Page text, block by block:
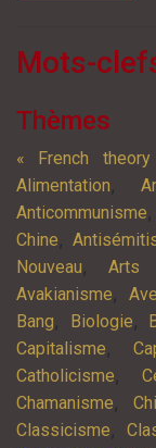
Mots-
Thèmes
« French
Alimentation,
Anticommunisme
Chine,
Nouveau,Arts
Avakianisme,
Bang, Biologie,
Capitalisme,
Catholicisme,
Chamanisme,
Classicisme,